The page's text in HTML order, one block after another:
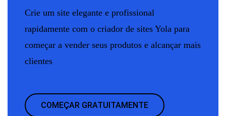
Crie um site elegante e profissional
rapidamente com o criador de sites Yola para
começar a vender seus produtos e alcançar mais
clientes
COMEÇAR GRATUITAMENTE